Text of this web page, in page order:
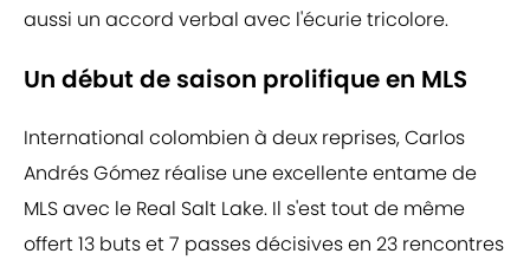
aussi un accord verbal avec l'écurie tricolore.
Un début de saison prolifique en MLS
International colombien à deux reprises, Carlos
Andrés Gómez réalise une excellente entame de
MLS avec le Real Salt Lake. Il s'est tout de même
offert 13 buts et 7 passes décisives en 23 rencontres